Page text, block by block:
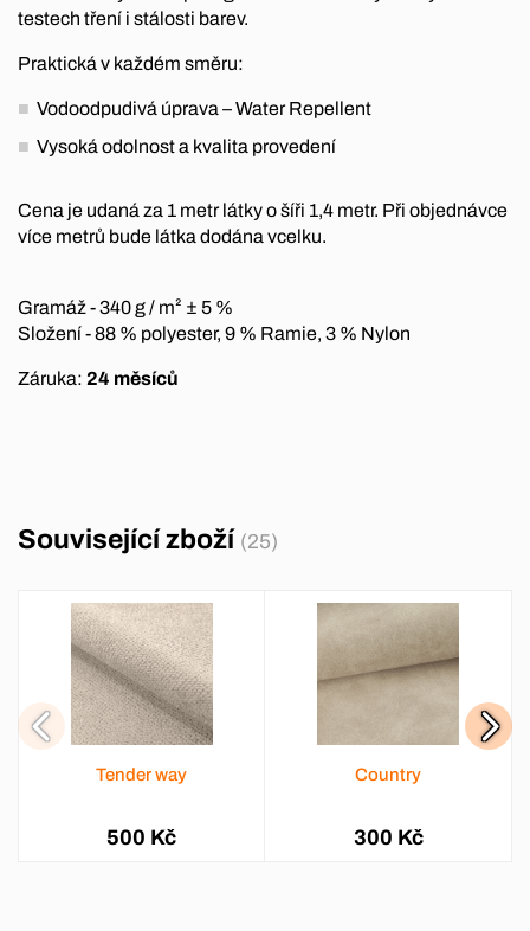
testech tření i stálosti barev.
Praktická v každém směru:
Vodoodpudivá úprava – Water Repellent
Vysoká odolnost a kvalita provedení
Cena je udaná za 1 metr látky o šíři 1,4 metr. Při objednávce
více metrů bude látka dodána vcelku.
Gramáž - 340 g / m² ± 5 %
Složení - 88 % polyester, 9 % Ramie, 3 % Nylon
Záruka: 24 měsíců
Související zboží (25)
Tender way
500 Kč
Country
300 Kč